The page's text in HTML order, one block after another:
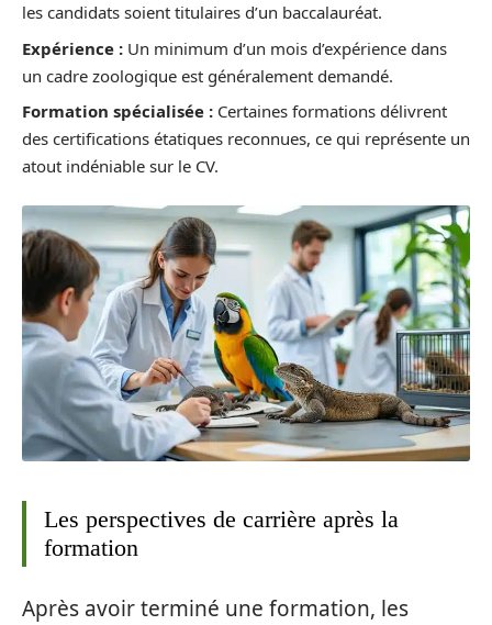
les candidats soient titulaires d’un baccalauréat.
Expérience : Un minimum d’un mois d’expérience dans
un cadre zoologique est généralement demandé.
Formation spécialisée : Certaines formations délivrent
des certifications étatiques reconnues, ce qui représente un
atout indéniable sur le CV.
Les perspectives de carrière après la
formation
Après avoir terminé une formation, les